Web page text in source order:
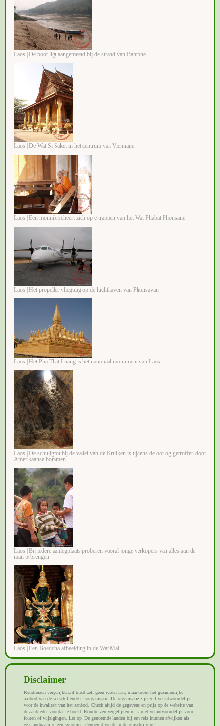
Laos | De boot ligt aangemeerd bij de strand van Bantone
Laos | De Wat Si Saket in het centrum van Vientiane
Laos | Een monnik scheert zich op e trappen van het Wat Phabat Phonsane
Laos | Het propeller vliegtuig op de luchthaven van Phonsavan
Laos | Het Pha That Luang is het nationaal monument van Laos
Laos | De schuilgrot bij de vallei van de Kruiken is tijdens de oorlog getroffen door
Amerikaanse bommen
Laos | Bij iedere aanlegplaats proberen vooral jonge verkopers van alles aan de
man te brengen
Laos | Een Boeddha afbeelding in de Wat Mai
Disclaimer
Rondreizen-vergelijken.nl biedt zelf geen reizen aan, maar toont het gezamenlijke
aanbod van de verschillende reisorganisatie. De organisatie zijn zelf verantwoordelijk
voor de kwaliteit van het aanbod. Check altijd de gegevens en prijs op de website van
de aanbieder voordat je boekt. Rondreizen-vergelijken.nl is niet verantwoordelijk voor
fouten of wijzigingen. Let op: De genoemde landen bij een reis kunnen afwijken als
een landnaam of een synoniem genoemd wordt in de omschrijving.